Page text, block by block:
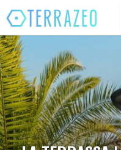
Skip
to
content